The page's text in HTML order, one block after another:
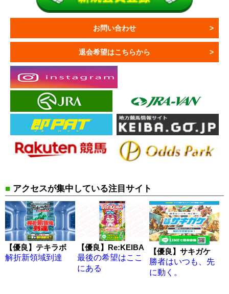
お問い合わせ
退会希望はこちらから
■ アクセスが集中している注目サイト
【優良】テキラボ
解折新領域到達
【優良】Re:KEIBA
最後の希望はここ
にある
【優良】サキガケ
勝者はいつも、先
に動く。